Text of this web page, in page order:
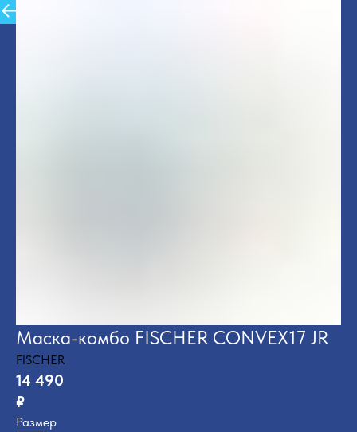
Назад в Каталог
Маска-комбо FISCHER CONVEX17 JR
FISCHER
14 490
₽
Размер